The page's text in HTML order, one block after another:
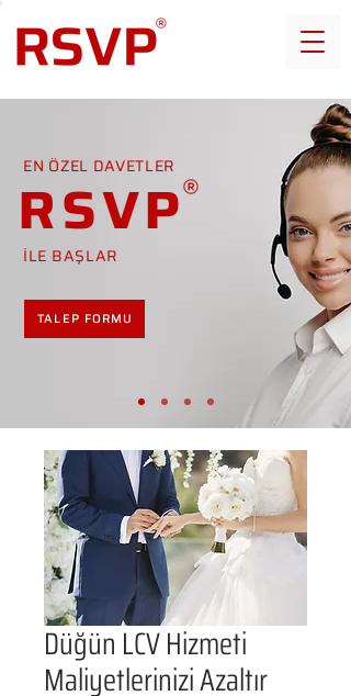
EN ÖZEL DAVETLER
RSVP
İLE BAŞLAR
TALEP FORMU
Düğün LCV Hizmeti
Maliyetlerinizi Azaltır